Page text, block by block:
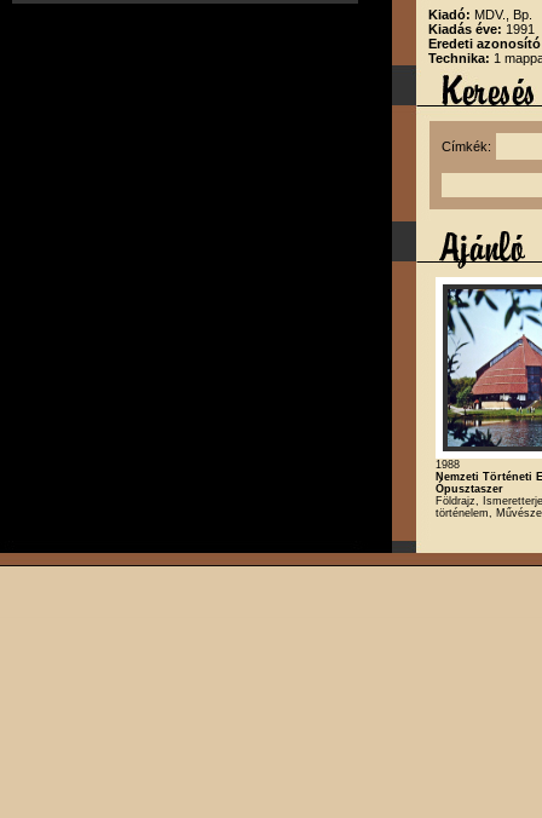
Kiadó: MDV., Bp.
Kiadás éve: 1991
Eredeti
Technika: 1
Címkék:
1988
Nemzeti Történeti
Ópusztaszer
Földrajz,
történelem,